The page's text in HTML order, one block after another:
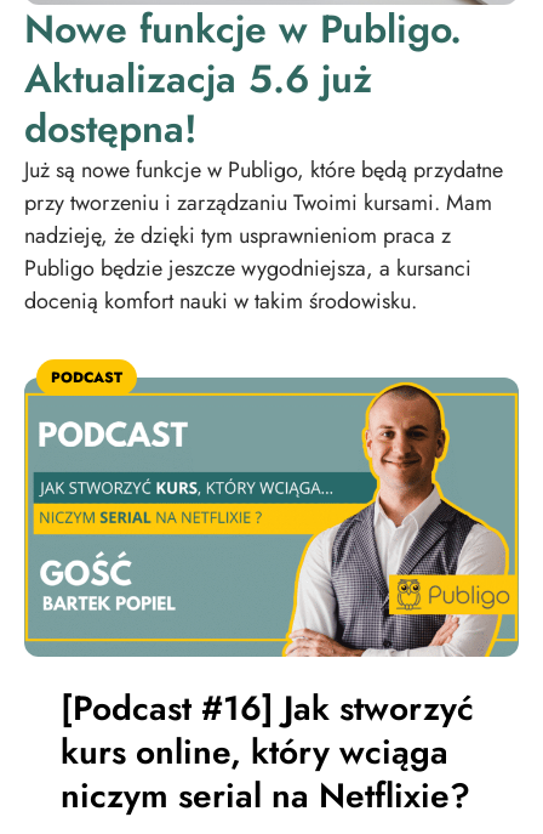
Nowe funkcje w Publigo.
Aktualizacja 5.6 już
dostępna!
Już są nowe funkcje w Publigo, które będą przydatne
przy tworzeniu i zarządzaniu Twoimi kursami. Mam
nadzieję, że dzięki tym usprawnieniom praca z
Publigo będzie jeszcze wygodniejsza, a kursanci
docenią komfort nauki w takim środowisku.
PODCAST
[Podcast #16] Jak stworzyć
kurs online, który wciąga
niczym serial na Netflixie?